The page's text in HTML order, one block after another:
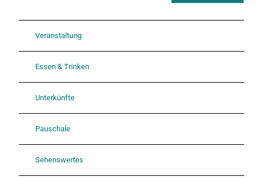
Veranstaltung
Essen & Trinken
Unterkünfte
Pauschale
Sehenswertes